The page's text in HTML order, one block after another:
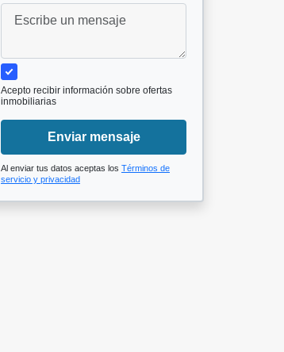
Acepto recibir información sobre ofertas
inmobiliarias
Enviar mensaje
Al enviar tus datos aceptas los Términos de
servicio y privacidad